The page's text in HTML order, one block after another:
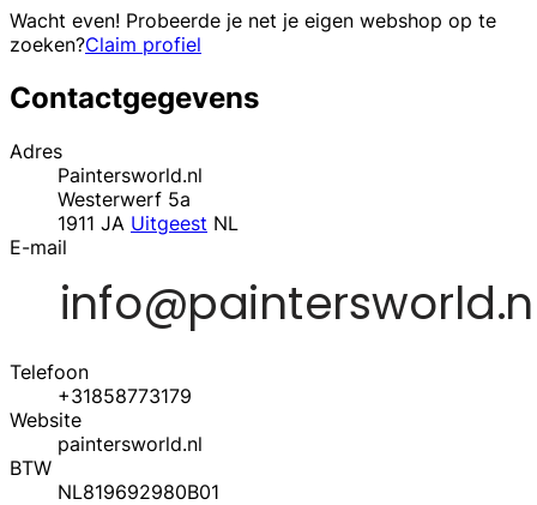
Wacht even! Probeerde je net je eigen webshop op te
zoeken?Claim profiel
Contactgegevens
Adres
Paintersworld.nl
Westerwerf 5a
1911 JA Uitgeest NL
E-mail
Telefoon
+31858773179
Website
paintersworld.nl
BTW
NL819692980B01